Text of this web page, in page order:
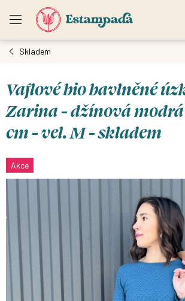
Skladem
Vaflové bio bavlněné
Zarina - džínová modrá
cm - vel. M - skladem
Akce